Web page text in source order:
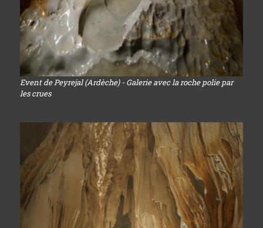
Event de Peyrejal (Ardèche) - Galerie avec la roche polie par
les crues